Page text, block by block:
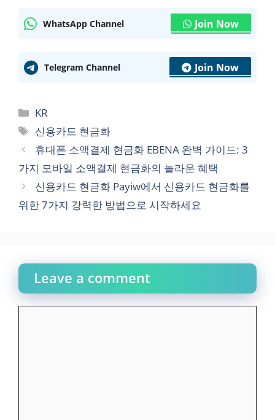
WhatsApp Channel Join Now
Telegram Channel Join Now
Categories
KR
Tags
신용카드 현금화
휴대폰 소액결제 현금화 EBENA 완벽 가이드: 3
가지 모바일 소액결제 현금화의 놀라운 혜택
신용카드 현금화 Payiw에서 신용카드 현금화를
위한 7가지 강력한 방법으로 시작하세요
Leave a comment